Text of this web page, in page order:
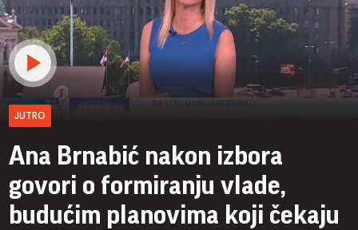
JUTRO
Ana Brnabić nakon izbora
govori o formiranju vlade,
budućim planovima koji čekaju